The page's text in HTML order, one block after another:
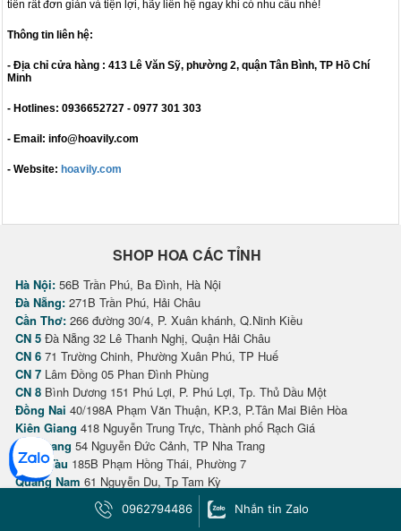
tiền rất đơn giản và tiện lợi, hãy liên hệ ngay khi có nhu cầu nhé!
Thông tin liên hệ:
- Địa chỉ cửa hàng : 413 Lê Văn Sỹ, phường 2, quận Tân Bình, TP Hồ Chí
Minh
- Hotlines: 0936652727 - 0977 301 303
- Email: info@hoavily.com
- Website: hoavily.com
SHOP HOA CÁC TỈNH
Hà Nội: 56B Trần Phú, Ba Đình, Hà Nội
Đà Nẵng: 271B Trần Phú, Hải Châu
Cần Thơ: 266 đường 30/4, P. Xuân khánh, Q.Ninh Kiều
CN 5 Đà Nẵng 32 Lê Thanh Nghị, Quận Hải Châu
CN 6 71 Trường Chinh, Phường Xuân Phú, TP Huế
CN 7 Lâm Đồng 05 Phan Đình Phùng
CN 8 Bình Dương 151 Phú Lợi, P. Phú Lợi, Tp. Thủ Dầu Một
Đồng Nai 40/198A Phạm Văn Thuận, KP.3, P.Tân Mai Biên Hòa
Kiên Giang 418 Nguyễn Trung Trực, Thành phố Rạch Giá
Nha Trang 54 Nguyễn Đức Cảnh, TP Nha Trang
Vũng Tàu 185B Phạm Hồng Thái, Phường 7
Quảng Nam 61 Nguyễn Du, Tp Tam Kỳ
20/A2 Phạm Thái Bường
163 Nguyễn Đình Chiểu, Phường 3, Tp Tân An
0962794486 Nhắn tin Zalo